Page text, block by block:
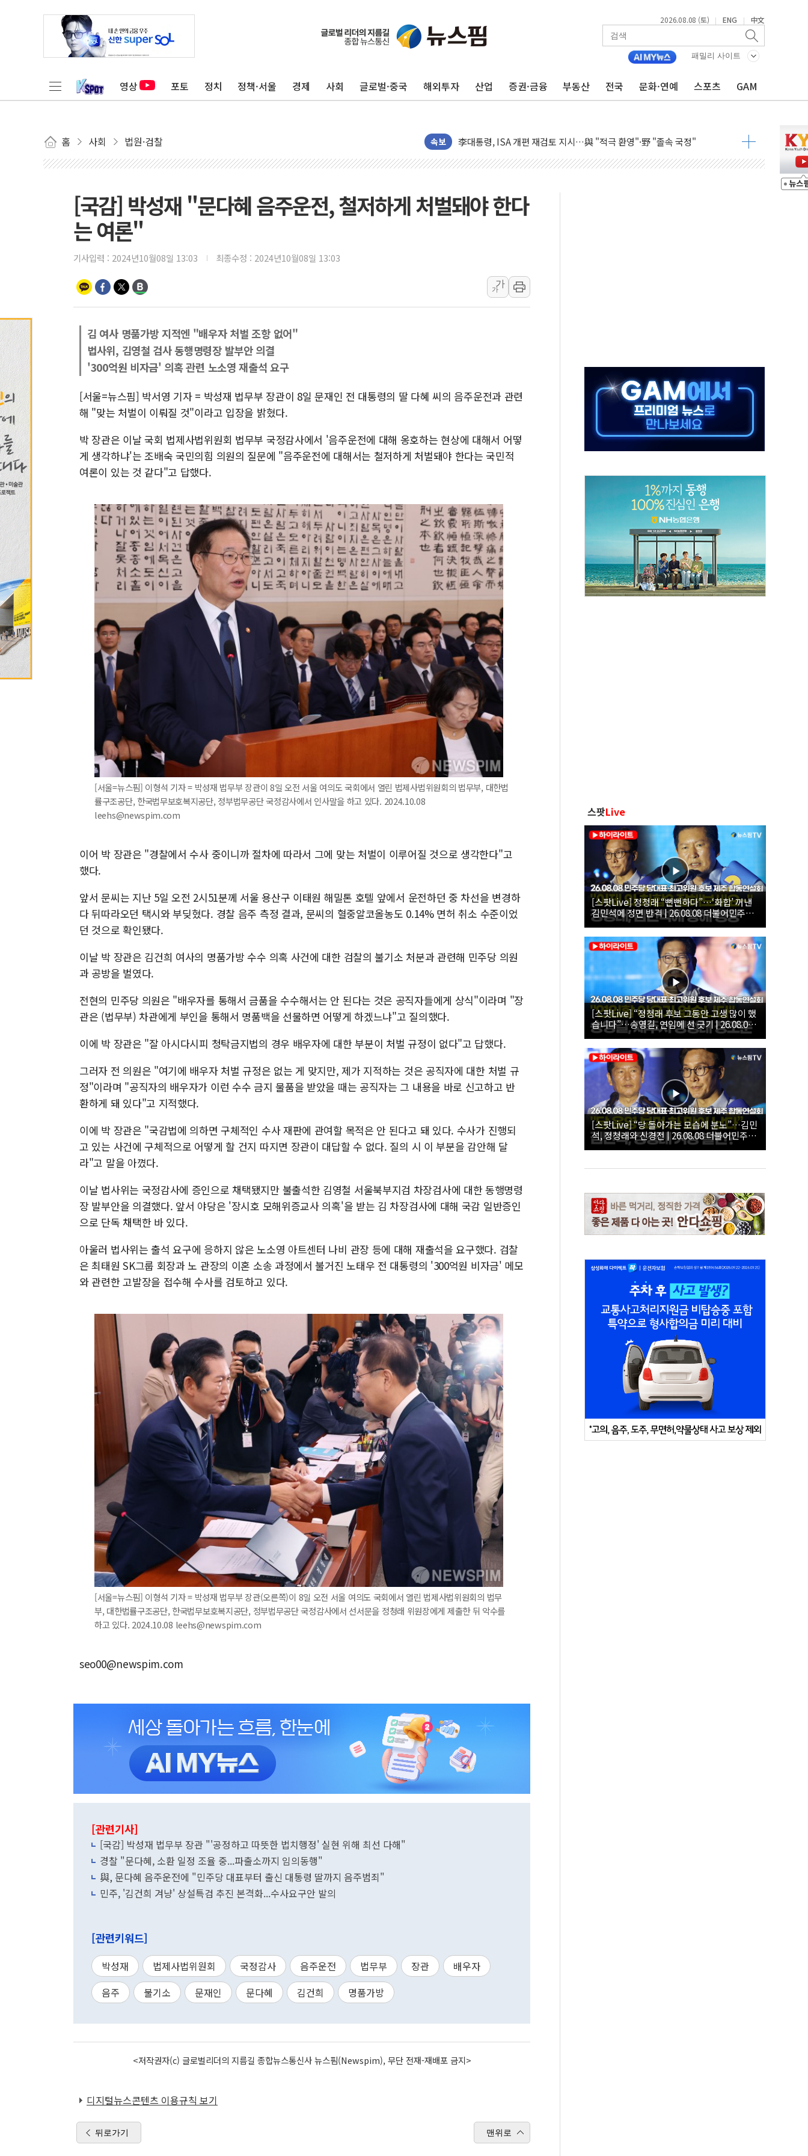
2026.08.08 (토) | ENG | 中文
패밀리 사이트
영상 포토 정치 정책·서울 경제 사회 글로벌·중국 해외투자 산업 증권·금융 부동산 전국 문화·연예 스포츠 GAM
홈 사회 법원·검찰 속보
여수 오동도 인근 해상서 모터보트 전복…1명 사망·1명 실종
추미애, '위안부' 피해자 기림의 날 참석..."국제적 시민 연대로 목소리 내야"
인천서 말다툼 중 어머니 흉기 살해 10대 아들 체포
'화합' 꺼낸 김민석에 '뻔뻔' 받아친 정청래…제주 연설서 신경전 고조
동해중부 전 해상 풍랑주의보…10일까지 최대 3.5m 높은 물결
연일 폭염에 온열질환 사망 23명…정부, 비상대응기구 가동
인제 용대리 계곡서 수위 상승으로 피서객 7명 고립…전원 구조
동해시, 11~14일 '별똥별 멍' 운영…페르세우스 유성우 관측
李대통령, 'ISA·주가누르기 방지법' 전면 재검토 지시
'호우 특보' 경북 울진 시간당 20~30mm 강한 비...가뭄 해소될 듯
10월 보완수사권 폐지·공소청 출범…피해자들 '범죄 사각지대' 우려
[국감] 박성재 "문다혜 음주운전, 철저하게 처벌돼야 한다
는 여론"
기사입력 : 2024년10월08일 13:03 최종수정 : 2024년10월08일 13:03
가
가
김 여사 명품가방 지적엔 "배우자 처벌 조항 없어"
법사위, 김영철 검사 동행명령장 발부안 의결
'300억원 비자금' 의혹 관련 노소영 재출석 요구
[서울=뉴스핌] 박서영 기자 = 박성재 법무부 장관이 8일 문재인 전 대통령의 딸 다혜 씨의 음주운전과 관련
해 "맞는 처벌이 이뤄질 것"이라고 입장을 밝혔다.
박 장관은 이날 국회 법제사법위원회 법무부 국정감사에서 '음주운전에 대해 옹호하는 현상에 대해서 어떻
게 생각하냐'는 조배숙 국민의힘 의원의 질문에 "음주운전에 대해서는 철저하게 처벌돼야 한다는 국민적
여론이 있는 것 같다"고 답했다.
[서울=뉴스핌] 이형석 기자 = 박성재 법무부 장관이 8일 오전 서울 여의도 국회에서 열린 법제사법위원회의 법무부, 대한법
률구조공단, 한국법무보호복지공단, 정부법무공단 국정감사에서 인사말을 하고 있다. 2024.10.08
leehs@newspim.com
이어 박 장관은 "경찰에서 수사 중이니까 절차에 따라서 그에 맞는 처벌이 이루어질 것으로 생각한다"고
했다.
앞서 문씨는 지난 5일 오전 2시51분께 서울 용산구 이태원 해밀톤 호텔 앞에서 운전하던 중 차선을 변경하
다 뒤따라오던 택시와 부딪혔다. 경찰 음주 측정 결과, 문씨의 혈중알코올농도 0.14% 면허 취소 수준이었
던 것으로 확인됐다.
이날 박 장관은 김건희 여사의 명품가방 수수 의혹 사건에 대한 검찰의 불기소 처분과 관련해 민주당 의원
과 공방을 벌였다.
전현의 민주당 의원은 "배우자를 통해서 금품을 수수해서는 안 된다는 것은 공직자들에게 상식"이라며 "장
관은 (법무부) 차관에게 부인을 통해서 명품백을 선물하면 어떻게 하겠느냐"고 질의했다.
이에 박 장관은 "잘 아시다시피 청탁금지법의 경우 배우자에 대한 부분이 처벌 규정이 없다"고 답했다.
그러자 전 의원은 "여기에 배우자 처벌 규정은 없는 게 맞지만, 제가 지적하는 것은 공직자에 대한 처벌 규
정"이라며 "공직자의 배우자가 이런 수수 금지 물품을 받았을 때는 공직자는 그 내용을 바로 신고하고 반
환하게 돼 있다"고 지적했다.
이에 박 장관은 "국감법에 의하면 구체적인 수사 재판에 관여할 목적은 안 된다고 돼 있다. 수사가 진행되
고 있는 사건에 구체적으로 어떻게 할 건지 따지면 장관이 대답할 수 없다. 질의 시 이 부분을 감안해 달
라"고 말을 아꼈다.
이날 법사위는 국정감사에 증인으로 채택됐지만 불출석한 김영철 서울북부지검 차장검사에 대한 동행명령
장 발부안을 의결했다. 앞서 야당은 '장시호 모해위증교사 의혹'을 받는 김 차장검사에 대해 국감 일반증인
으로 단독 채택한 바 있다.
아울러 법사위는 출석 요구에 응하지 않은 노소영 아트센터 나비 관장 등에 대해 재출석을 요구했다. 검찰
은 최태원 SK그룹 회장과 노 관장의 이혼 소송 과정에서 불거진 노태우 전 대통령의 '300억원 비자금' 메모
와 관련한 고발장을 접수해 수사를 검토하고 있다.
[서울=뉴스핌] 이형석 기자 = 박성재 법무부 장관(오른쪽)이 8일 오전 서울 여의도 국회에서 열린 법제사법위원회의 법무
부, 대한법률구조공단, 한국법무보호복지공단, 정부법무공단 국정감사에서 선서문을 정청래 위원장에게 제출한 뒤 악수를
하고 있다. 2024.10.08 leehs@newspim.com
seo00@newspim.com
[관련기사]
[국감] 박성재 법무부 장관 "'공정하고 따뜻한 법치행정' 실현 위해 최선 다해"
경찰 "문다혜, 소환 일정 조율 중...파출소까지 임의동행"
與, 문다혜 음주운전에 "민주당 대표부터 출신 대통령 딸까지 음주범죄"
민주, '김건희 겨냥' 상설특검 추진 본격화...수사요구안 발의
[관련키워드]
박성재 법제사법위원회 국정감사 음주운전 법무부 장관
배우자
음주
불기소 문재인 문다혜 김건희 명품가방
<저작권자(c) 글로벌리더의 지름길 종합뉴스통신사 뉴스핌(Newspim), 무단 전재-재배포 금지>
디지털뉴스콘텐츠 이용규칙 보기
뒤로가기 맨위로
스팟Live
[스팟Live] 정청래 “뻔뻔하다”…‘화합’ 꺼낸
김민석에 정면 반격 | 26.08.08 더불어민주당
당대표·최고위원 후보 제주 합동연설회
[스팟Live] “정청래 후보 그동안 고생 많이 했
습니다”…송영길, 연임에 선 긋기 | 26.08.08
더불어민주당 당대표·최고위원 후보 제주 합
동연설회
[스팟Live] “당 돌아가는 모습에 분노”…김민
석, 정청래와 신경전 | 26.08.08 더불어민주당
당대표·최고위원 후보 제주 합동연설회